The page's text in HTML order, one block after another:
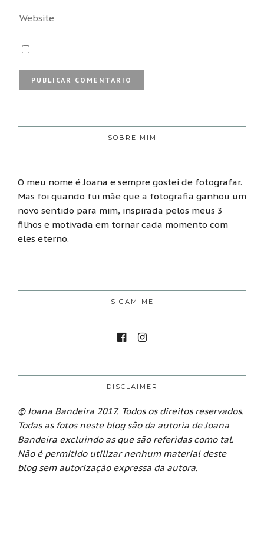
SOBRE MIM
O meu nome é Joana e sempre gostei de fotografar.
Mas foi quando fui mãe que a fotografia ganhou um
novo sentido para mim, inspirada pelos meus 3
filhos e motivada em tornar cada momento com
eles eterno.
SIGAM-ME
DISCLAIMER
© Joana Bandeira 2017. Todos os direitos reservados.
Todas as fotos neste blog são da autoria de Joana
Bandeira excluindo as que são referidas como tal.
Não é permitido utilizar nenhum material deste
blog sem autorização expressa da autora.